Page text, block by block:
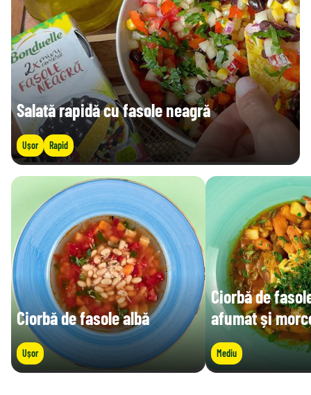
Salată rapidă cu fasole neagră
Ușor Rapid
Ciorbă de fasole albă
Ușor
Ciorbă de
afumat și
Mediu